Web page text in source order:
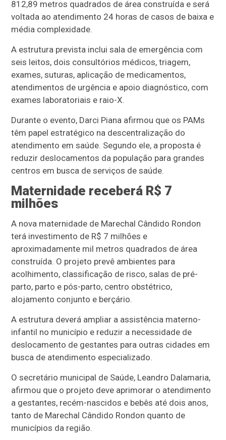
812,89 metros quadrados de área construída e será
voltada ao atendimento 24 horas de casos de baixa e
média complexidade.
A estrutura prevista inclui sala de emergência com
seis leitos, dois consultórios médicos, triagem,
exames, suturas, aplicação de medicamentos,
atendimentos de urgência e apoio diagnóstico, com
exames laboratoriais e raio-X.
Durante o evento, Darci Piana afirmou que os PAMs
têm papel estratégico na descentralização do
atendimento em saúde. Segundo ele, a proposta é
reduzir deslocamentos da população para grandes
centros em busca de serviços de saúde.
Maternidade receberá R$ 7
milhões
A nova maternidade de Marechal Cândido Rondon
terá investimento de R$ 7 milhões e
aproximadamente mil metros quadrados de área
construída. O projeto prevê ambientes para
acolhimento, classificação de risco, salas de pré-
parto, parto e pós-parto, centro obstétrico,
alojamento conjunto e berçário.
A estrutura deverá ampliar a assistência materno-
infantil no município e reduzir a necessidade de
deslocamento de gestantes para outras cidades em
busca de atendimento especializado.
O secretário municipal de Saúde, Leandro Dalamaria,
afirmou que o projeto deve aprimorar o atendimento
a gestantes, recém-nascidos e bebês até dois anos,
tanto de Marechal Cândido Rondon quanto de
municípios da região.